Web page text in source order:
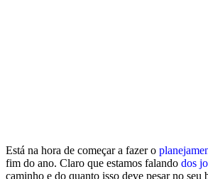
Está na hora de começar a fazer o
fim do ano. Claro que estamos falando dos
caminho e do quanto isso deve pesar no seu